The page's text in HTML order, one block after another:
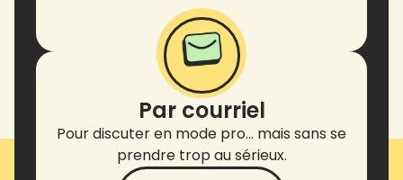
Par courriel
Pour discuter en mode pro… mais sans se
prendre trop au sérieux.